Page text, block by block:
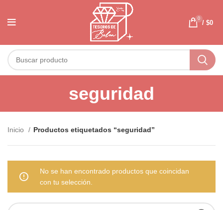
0
/ $0
seguridad
Inicio Productos etiquetados “seguridad”
No se han encontrado productos que coincidan
con tu selección.